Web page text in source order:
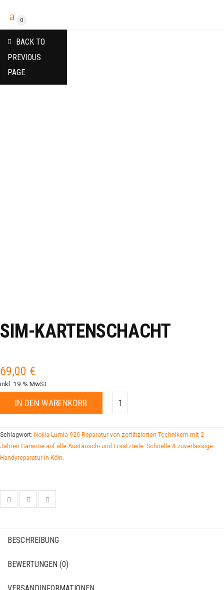
0
BACK TO
PREVIOUS
PAGE
SIM-KARTENSCHACHT
69,00 €
inkl. 19 % MwSt.
IN DEN WARENKORB
Schlagwort: Nokia Lumia 920 Reparatur von zertifizierten Technikern mit 2
Jahren Garantie auf alle Austausch- und Ersatzteile. Schnelle & zuverlässige
Handyreparatur in Köln.
BESCHREIBUNG
BEWERTUNGEN (0)